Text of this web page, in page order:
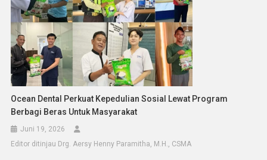
Ocean Dental Perkuat Kepedulian Sosial Lewat Program
Berbagi Beras Untuk Masyarakat
Juni 19, 2026
Editor ditinjau Drg. Aersy Henny Paramitha, M.H., CSMA